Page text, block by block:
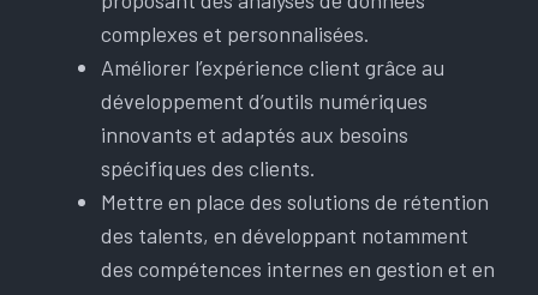
complexes et personnalisées.
Améliorer l’expérience client grâce au
développement d’outils numériques
innovants et adaptés aux besoins
spécifiques des clients.
Mettre en place des solutions de rétention
des talents, en développant notamment
des compétences internes en gestion et en